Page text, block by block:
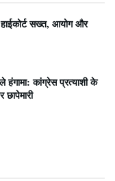
सख्त, आयोग और
कांग्रेस प्रत्याशी के